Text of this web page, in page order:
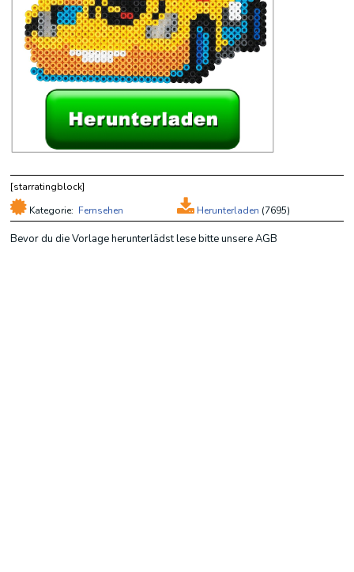
[starratingblock]
Herunterladen (7695)
Kategorie: Fernsehen
Bevor du die Vorlage herunterlädst lese bitte unsere AGB